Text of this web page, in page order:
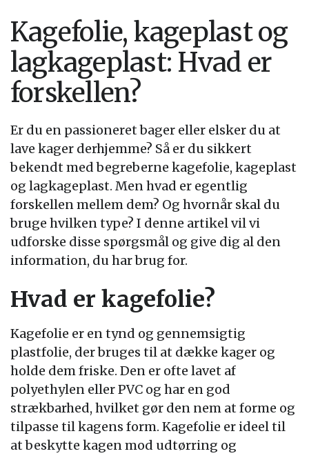
Kagefolie, kageplast og
lagkageplast: Hvad er
forskellen?
Er du en passioneret bager eller elsker du at
lave kager derhjemme? Så er du sikkert
bekendt med begreberne kagefolie, kageplast
og lagkageplast. Men hvad er egentlig
forskellen mellem dem? Og hvornår skal du
bruge hvilken type? I denne artikel vil vi
udforske disse spørgsmål og give dig al den
information, du har brug for.
Hvad er kagefolie?
Kagefolie er en tynd og gennemsigtig
plastfolie, der bruges til at dække kager og
holde dem friske. Den er ofte lavet af
polyethylen eller PVC og har en god
strækbarhed, hvilket gør den nem at forme og
tilpasse til kagens form. Kagefolie er ideel til
at beskytte kagen mod udtørring og